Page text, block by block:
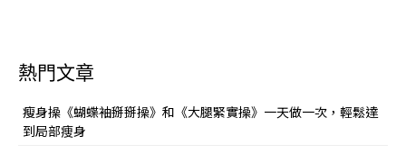
熱門文章
瘦身操《蝴蝶袖掰掰操》和《大腿緊實操》一天做一次，輕鬆達
到局部痩身